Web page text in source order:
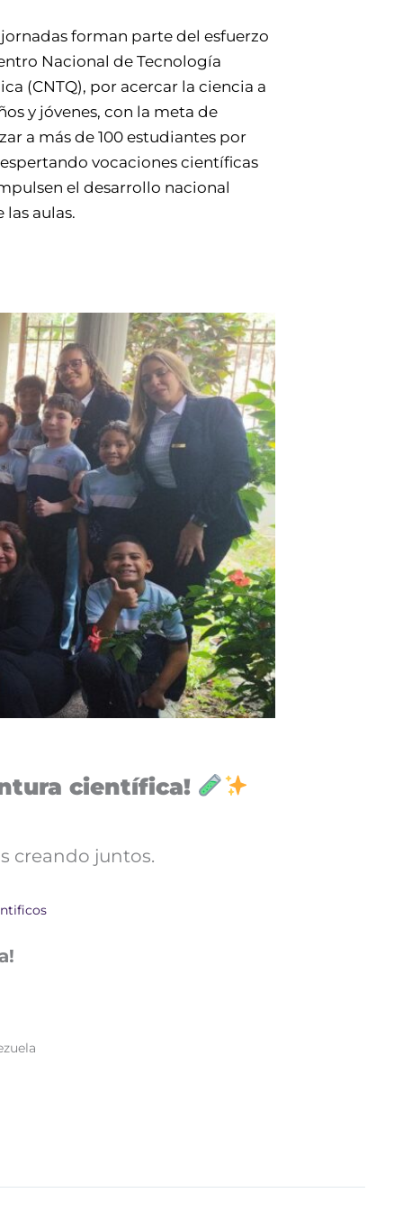
jornadas forman parte del esfuerzo
Nacional de Tecnología
(CNTQ), por acercar la ciencia a
y jóvenes, con la meta de
a más de 100 estudiantes por
vocaciones científicas
el desarrollo nacional
las aulas.
científica!
creando juntos.